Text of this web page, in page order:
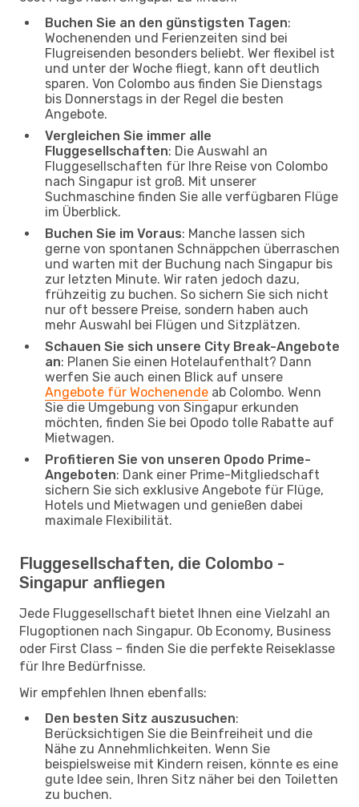
Buchen Sie an den günstigsten Tagen:
Wochenenden und Ferienzeiten sind bei
Flugreisenden besonders beliebt. Wer flexibel ist
und unter der Woche fliegt, kann oft deutlich
sparen. Von Colombo aus finden Sie Dienstags
bis Donnerstags in der Regel die besten
Angebote.
Vergleichen Sie immer alle
Fluggesellschaften: Die Auswahl an
Fluggesellschaften für Ihre Reise von Colombo
nach Singapur ist groß. Mit unserer
Suchmaschine finden Sie alle verfügbaren Flüge
im Überblick.
Buchen Sie im Voraus: Manche lassen sich
gerne von spontanen Schnäppchen überraschen
und warten mit der Buchung nach Singapur bis
zur letzten Minute. Wir raten jedoch dazu,
frühzeitig zu buchen. So sichern Sie sich nicht
nur oft bessere Preise, sondern haben auch
mehr Auswahl bei Flügen und Sitzplätzen.
Schauen Sie sich unsere City Break-Angebote
an: Planen Sie einen Hotelaufenthalt? Dann
werfen Sie auch einen Blick auf unsere
Angebote für Wochenende ab Colombo. Wenn
Sie die Umgebung von Singapur erkunden
möchten, finden Sie bei Opodo tolle Rabatte auf
Mietwagen.
Profitieren Sie von unseren Opodo Prime-
Angeboten: Dank einer Prime-Mitgliedschaft
sichern Sie sich exklusive Angebote für Flüge,
Hotels und Mietwagen und genießen dabei
maximale Flexibilität.
Fluggesellschaften, die Colombo -
Singapur anfliegen
Jede Fluggesellschaft bietet Ihnen eine Vielzahl an
Flugoptionen nach Singapur. Ob Economy, Business
oder First Class – finden Sie die perfekte Reiseklasse
für Ihre Bedürfnisse.
Wir empfehlen Ihnen ebenfalls:
Den besten Sitz auszusuchen:
Berücksichtigen Sie die Beinfreiheit und die
Nähe zu Annehmlichkeiten. Wenn Sie
beispielsweise mit Kindern reisen, könnte es eine
gute Idee sein, Ihren Sitz näher bei den Toiletten
zu buchen.